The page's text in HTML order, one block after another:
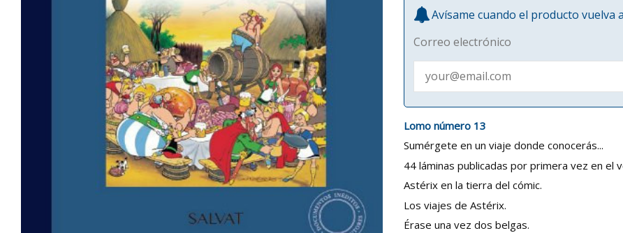
Avísame cuando el producto vuelva
Correo electrónico
Lomo número 13
Sumérgete en un viaje donde conocerás...
44 láminas publicadas por primera vez en el
Astérix en la tierra del cómic.
Los viajes de Astérix.
Érase una vez dos belgas.